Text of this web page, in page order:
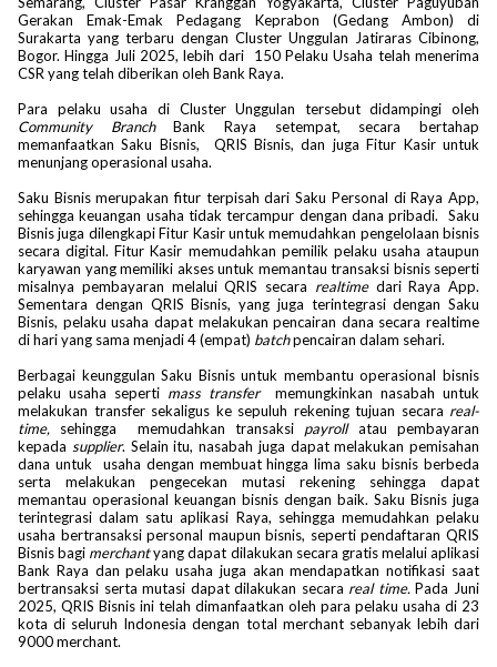
Gerakan Emak-Emak Pedagang Keprabon (Gedang Ambon) di
Surakarta yang terbaru dengan Cluster Unggulan Jatiraras Cibinong,
Bogor. Hingga Juli 2025, lebih dari 150 Pelaku Usaha telah menerima
CSR yang telah diberikan oleh Bank Raya.
Para pelaku usaha di Cluster Unggulan tersebut didampingi oleh
Community BranchBank Raya setempat, secara bertahap
memanfaatkan Saku Bisnis, QRIS Bisnis, dan juga Fitur Kasir untuk
menunjang operasional usaha.
Saku Bisnis merupakan fitur terpisah dari Saku Personal di Raya App,
sehingga keuangan usaha tidak tercampur dengan dana pribadi. Saku
Bisnis juga dilengkapi Fitur Kasir untuk memudahkan pengelolaan bisnis
secara digital. Fitur Kasir memudahkan pemilik pelaku usaha ataupun
karyawan yang memiliki akses untuk memantau transaksi bisnis seperti
misalnya pembayaran melalui QRIS secara realtimedari Raya App.
Sementara dengan QRIS Bisnis, yang juga terintegrasi dengan Saku
Bisnis, pelaku usaha dapat melakukan pencairan dana secara realtime
di hari yang sama menjadi 4 (empat) batchpencairan dalam sehari.
Berbagai keunggulan Saku Bisnis untuk membantu operasional bisnis
pelaku usaha seperti mass transfermemungkinkan nasabah untuk
melakukan transfer sekaligus ke sepuluh rekening tujuan secara real-
time, sehingga memudahkan transaksi payrollatau pembayaran
kepada supplier. Selain itu, nasabah juga dapat melakukan pemisahan
dana untuk usaha dengan membuat hingga lima saku bisnis berbeda
serta melakukan pengecekan mutasi rekening sehingga dapat
memantau operasional keuangan bisnis dengan baik. Saku Bisnis juga
terintegrasi dalam satu aplikasi Raya, sehingga memudahkan pelaku
usaha bertransaksi personal maupun bisnis, seperti pendaftaran QRIS
Bisnis bagi merchantyang dapat dilakukan secara gratis melalui aplikasi
Bank Raya dan pelaku usaha juga akan mendapatkan notifikasi saat
bertransaksi serta mutasi dapat dilakukan secara real time.Pada Juni
2025, QRIS Bisnis ini telah dimanfaatkan oleh para pelaku usaha di 23
kota di seluruh Indonesia dengan total merchant sebanyak lebih dari
9000 merchant.